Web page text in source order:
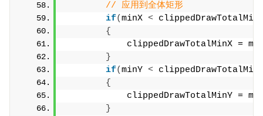
// 应用到全体矩形
if(minX <
{
clippedDrawTotalMinX =
}
if(minY <
{
clippedDrawTotalMinY =
}